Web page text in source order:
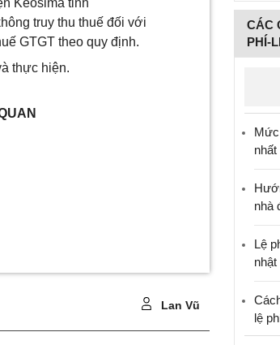
Keosima tỉnh
truy thu thuế đối với
GTGT theo quy định.
thực hiện.
Lan Vũ
CÁC
PHÍ-
nhất
nhà
Lệ
lệ